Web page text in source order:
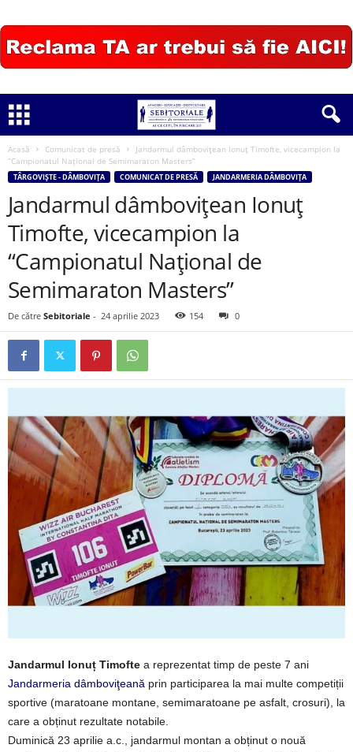
Acasă Comunicat de presă
Jandarmul dâmbovițean Ionuţ Timofte, vicecampion la
“Campionatul Național de Semimaraton Masters”
TÂRGOVIȘTE - DÂMBOVIȚA COMUNICAT DE PRESĂ JANDARMERIA DÂMBOVIȚA
Jandarmul dâmbovițean Ionuţ
Timofte, vicecampion la
“Campionatul Național de
Semimaraton Masters”
De către Sebitoriale - 24 aprilie 2023 154 0
Jandarmul Ionuț Timofte a reprezentat timp de peste 7 ani
Jandarmeria dâmboviţeană prin participarea la mai multe competiții
sportive (maratoane montane, semimaratoane pe asfalt, crosuri), la
care a obținut rezultate notabile.
Duminică 23 aprilie a.c., jandarmul montan a obținut o nouă